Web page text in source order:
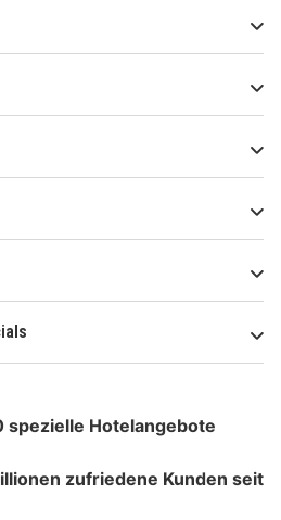
spezielle Hotelangebote
zufriedene Kunden seit